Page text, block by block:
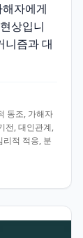
자에게
상입니
니즘과 대
동조, 가해자
전, 대인관계,
리적 적응, 분